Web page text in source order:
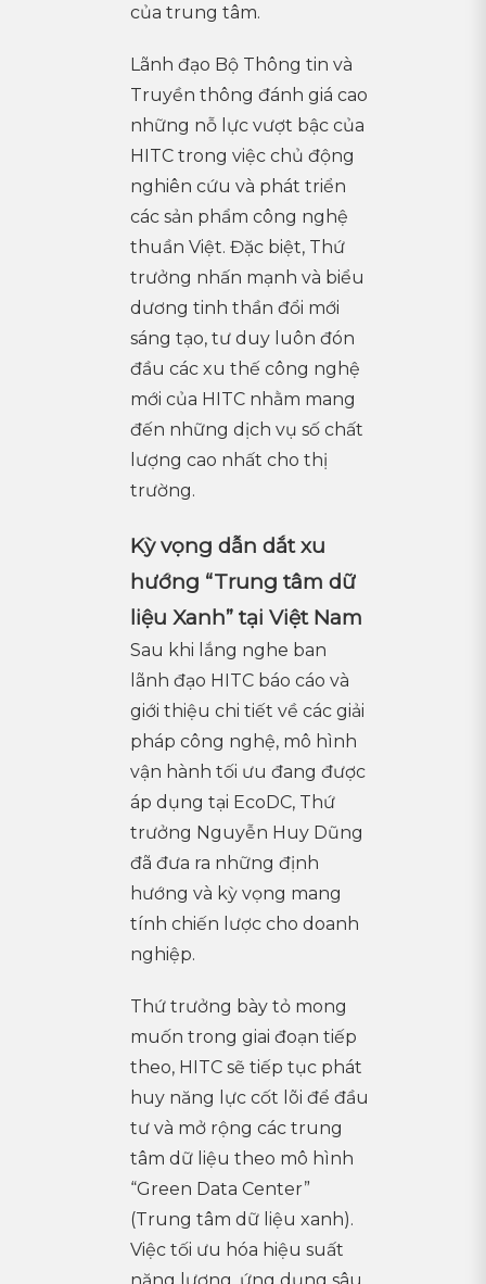
của trung tâm.
Lãnh đạo Bộ Thông tin và
Truyền thông đánh giá cao
những nỗ lực vượt bậc của
HITC trong việc chủ động
nghiên cứu và phát triển
các sản phẩm công nghệ
thuần Việt. Đặc biệt, Thứ
trưởng nhấn mạnh và biểu
dương tinh thần đổi mới
sáng tạo, tư duy luôn đón
đầu các xu thế công nghệ
mới của HITC nhằm mang
đến những dịch vụ số chất
lượng cao nhất cho thị
trường.
Kỳ vọng dẫn dắt xu
hướng “Trung tâm dữ
liệu Xanh” tại Việt Nam
Sau khi lắng nghe ban
lãnh đạo HITC báo cáo và
giới thiệu chi tiết về các giải
pháp công nghệ, mô hình
vận hành tối ưu đang được
áp dụng tại EcoDC, Thứ
trưởng Nguyễn Huy Dũng
đã đưa ra những định
hướng và kỳ vọng mang
tính chiến lược cho doanh
nghiệp.
Thứ trưởng bày tỏ mong
muốn trong giai đoạn tiếp
theo, HITC sẽ tiếp tục phát
huy năng lực cốt lõi để đầu
tư và mở rộng các trung
tâm dữ liệu theo mô hình
“Green Data Center”
(Trung tâm dữ liệu xanh).
Việc tối ưu hóa hiệu suất
năng lượng, ứng dụng sâu